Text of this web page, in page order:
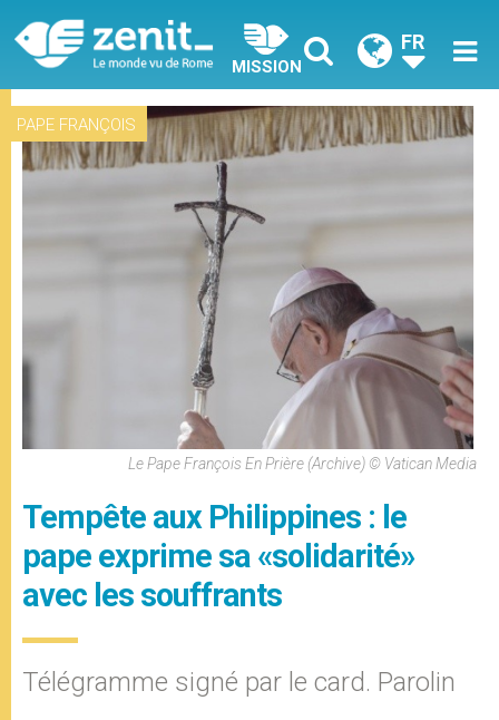
MISSION
FR
PAPE FRANÇOIS
Le Pape François En Prière (archive) © Vatican Media
Tempête aux Philippines : le
pape exprime sa «solidarité»
avec les souffrants
Télégramme signé par le card. Parolin